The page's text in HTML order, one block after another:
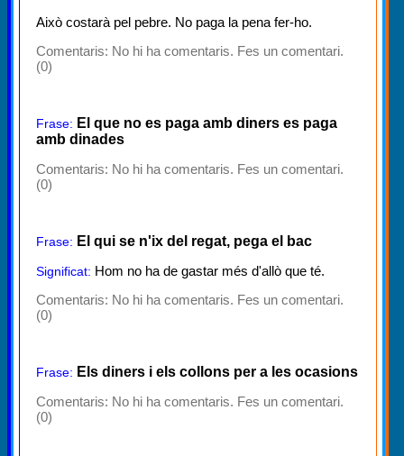
Això costarà pel pebre. No paga la pena fer-ho.
Comentaris: No hi ha comentaris. Fes un comentari.
(0)
Frase: El que no es paga amb diners es paga
amb dinades
Comentaris: No hi ha comentaris. Fes un comentari.
(0)
Frase: El qui se n'ix del regat, pega el bac
Significat: Hom no ha de gastar més d'allò que té.
Comentaris: No hi ha comentaris. Fes un comentari.
(0)
Frase: Els diners i els collons per a les ocasions
Comentaris: No hi ha comentaris. Fes un comentari.
(0)